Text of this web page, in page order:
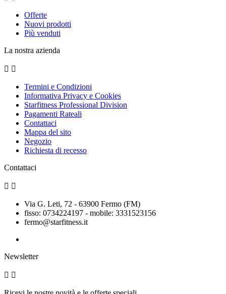
Offerte
Nuovi prodotti
Più venduti
La nostra azienda
 
Termini e Condizioni
Informativa Privacy e Cookies
Starfitness Professional Division
Pagamenti Rateali
Contattaci
Mappa del sito
Negozio
Richiesta di recesso
Contattaci
 
Via G. Leti, 72 - 63900 Fermo (FM)
fisso: 0734224197 - mobile: 3331523156
fermo@starfitness.it
Newsletter
 